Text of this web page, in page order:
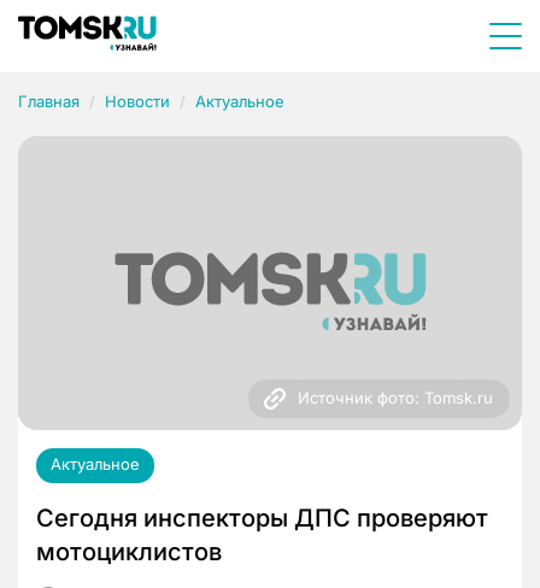
Главная Новости Актуальное
Источник фото: Tomsk.ru
Актуальное
Сегодня инспекторы ДПС проверяют
мотоциклистов